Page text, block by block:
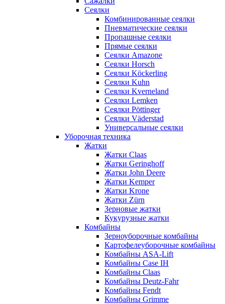
Сеялки
Комбинированные сеялки
Пневматические сеялки
Пропашные сеялки
Прямые сеялки
Сеялки Amazone
Сеялки Horsch
Сеялки Köckerling
Сеялки Kuhn
Сеялки Kverneland
Сеялки Lemken
Сеялки Pöttinger
Сеялки Väderstad
Универсальные сеялки
Уборочная техника
Жатки
Жатки Claas
Жатки Geringhoff
Жатки John Deere
Жатки Kemper
Жатки Krone
Жатки Zürn
Зерновые жатки
Кукурузные жатки
Комбайны
Зерноуборочные комбайны
Картофелеуборочные комбайны
Комбайны ASA-Lift
Комбайны Case IH
Комбайны Claas
Комбайны Deutz-Fahr
Комбайны Fendt
Комбайны Grimme